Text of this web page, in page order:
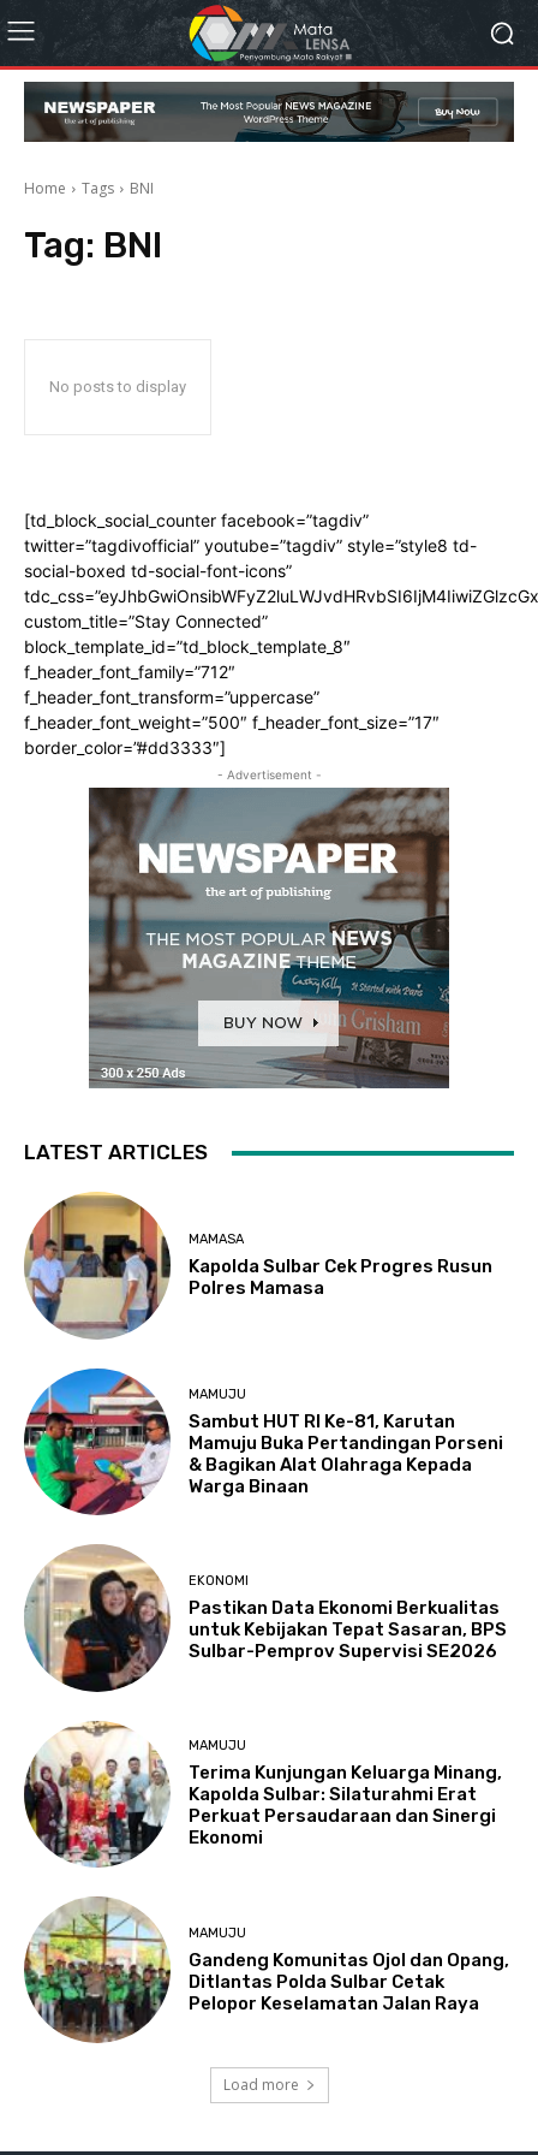
Home Tags BNI
Tag: BNI
No posts to display
[td_block_social_counter facebook=”tagdiv”
twitter=”tagdivofficial” youtube=”tagdiv” style=”style8 td-
social-boxed td-social-font-icons”
custom_title=”Stay Connected”
block_template_id=”td_block_template_8″
f_header_font_family=”712″
f_header_font_transform=”uppercase”
f_header_font_weight=”500″ f_header_font_size=”17″
border_color=”#dd3333″]
- Advertisement -
LATEST ARTICLES
MAMASA
Kapolda Sulbar Cek Progres Rusun
Polres Mamasa
MAMUJU
Sambut HUT RI Ke-81, Karutan
Mamuju Buka Pertandingan Porseni
& Bagikan Alat Olahraga Kepada
Warga Binaan
EKONOMI
Pastikan Data Ekonomi Berkualitas
untuk Kebijakan Tepat Sasaran, BPS
Sulbar-Pemprov Supervisi SE2026
MAMUJU
Terima Kunjungan Keluarga Minang,
Kapolda Sulbar: Silaturahmi Erat
Perkuat Persaudaraan dan Sinergi
Ekonomi
MAMUJU
Gandeng Komunitas Ojol dan Opang,
Ditlantas Polda Sulbar Cetak
Pelopor Keselamatan Jalan Raya
Load more